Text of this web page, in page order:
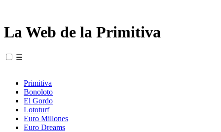
La Web de la Primitiva
☰
Primitiva
Bonoloto
El Gordo
Lototurf
Euro Millones
Euro Dreams